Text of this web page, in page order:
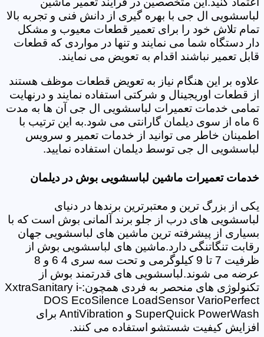
لباسشویی ال جی با بهره گیری از دانش فنی و تجربه بالا
تمام تلاش خود را برای تعمیر قطعات معیوب و مشکل
دار دستگاه شما می نمایند و تنها در مواردی که قطعات
قابل تعمیر نباشند اقدام به تعویض می نمایند.
علاوه بر این هنگام نیاز به تعویض قطعات موظف هستند
از قطعات اوریجینال و شرکتی استفاده نمایند و درنهایت
تمامی خدمات تعمیرات لباسشویی ال جی آن ها به مدت
6 ماه از سوی دیلمان گارانتی می شود.به این ترتیب با
اطمینان خاطر می توانید از خدمات تعمیر و سرویس
لباسشویی ال جی توسط دیلمان استفاده نمایید.
خدمات تعمیرات ماشین لباسشویی بوش در دیلمان
یکی از بزرگ ترین و معتبرترین برندها در دنیای
لباسشویی های درب از جلو برند آلمانی بوش است که با
بسیاری از پیشرفته ترین ماشین های لباسشویی جهان
رقابت تنگاتنگی دارد.ماشین های لباسشویی بوش از
ظرفیت 7 تا 9 کیلوگرمی و تحت سه سری 4 6 و 8
عرضه می شوند.لباسشویی های قدرتمند بوش از
تکنولوژی های منحصر به فردی همچون:XxtraSanitary i-
DOS EcoSilence LoadSensor VarioPerfect
SuperQuick PowerWash و AntiVibration برای
افزایش کیفیت شستشو استفاده می کنند.